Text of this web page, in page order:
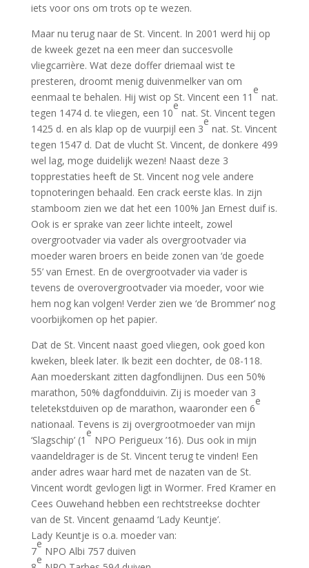
iets voor ons om trots op te wezen.
Maar nu terug naar de St. Vincent. In 2001 werd hij op
de kweek gezet na een meer dan succesvolle
vliegcarrière. Wat deze doffer driemaal wist te
presteren, droomt menig duivenmelker van om
eenmaal te behalen. Hij wist op St. Vincent een 11
e
nat.
tegen 1474 d. te vliegen, een 10
e
nat. St. Vincent tegen
1425 d. en als klap op de vuurpijl een 3
e
nat. St. Vincent
tegen 1547 d. Dat de vlucht St. Vincent, de donkere 499
wel lag, moge duidelijk wezen! Naast deze 3
topprestaties heeft de St. Vincent nog vele andere
topnoteringen behaald. Een crack eerste klas. In zijn
stamboom zien we dat het een 100% Jan Ernest duif is.
Ook is er sprake van zeer lichte inteelt, zowel
overgrootvader via vader als overgrootvader via
moeder waren broers en beide zonen van ‘de goede
55’ van Ernest. En de overgrootvader via vader is
tevens de overovergrootvader via moeder, voor wie
hem nog kan volgen! Verder zien we ‘de Brommer’ nog
voorbijkomen op het papier.
Dat de St. Vincent naast goed vliegen, ook goed kon
kweken, bleek later. Ik bezit een dochter, de 08-118.
Aan moederskant zitten dagfondlijnen. Dus een 50%
marathon, 50% dagfondduivin. Zij is moeder van 3
teletekstduiven op de marathon, waaronder een 6
e
nationaal. Tevens is zij overgrootmoeder van mijn
‘Slagschip’ (1
e
NPO Perigueux ’16). Dus ook in mijn
vaandeldrager is de St. Vincent terug te vinden! Een
ander adres waar hard met de nazaten van de St.
Vincent wordt gevlogen ligt in Wormer. Fred Kramer en
Cees Ouwehand hebben een rechtstreekse dochter
van de St. Vincent genaamd ‘Lady Keuntje’.
Lady Keuntje is o.a. moeder van:
7
e
NPO Albi 757 duiven
e